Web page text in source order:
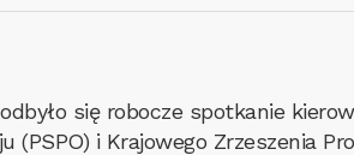
się robocze spotkanie
i Krajowego Zrzeszenia